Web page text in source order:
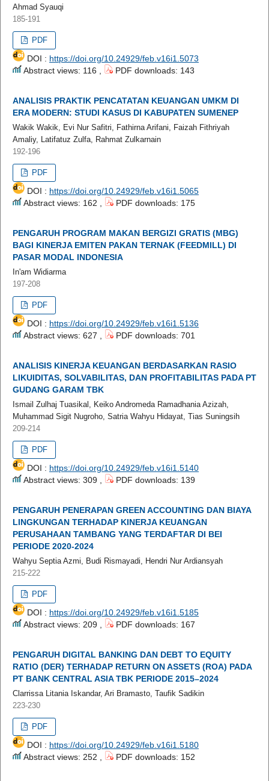
Ahmad Syauqi
185-191
PDF
DOI : https://doi.org/10.24929/feb.v16i1.5073
Abstract views: 116 ,
PDF downloads: 143
ANALISIS PRAKTIK PENCATATAN KEUANGAN UMKM DI
ERA MODERN: STUDI KASUS DI KABUPATEN SUMENEP
Wakik Wakik, Evi Nur Safitri, Fathirna Arifani, Faizah Fithriyah
Amaliy, Latifatuz Zulfa, Rahmat Zulkarnain
192-196
PDF
DOI : https://doi.org/10.24929/feb.v16i1.5065
Abstract views: 162 ,
PDF downloads: 175
PENGARUH PROGRAM MAKAN BERGIZI GRATIS (MBG)
BAGI KINERJA EMITEN PAKAN TERNAK (FEEDMILL) DI
PASAR MODAL INDONESIA
In'am Widiarma
197-208
PDF
DOI : https://doi.org/10.24929/feb.v16i1.5136
Abstract views: 627 ,
PDF downloads: 701
ANALISIS KINERJA KEUANGAN BERDASARKAN RASIO
LIKUIDITAS, SOLVABILITAS, DAN PROFITABILITAS PADA PT
GUDANG GARAM TBK
Ismail Zulhaj Tuasikal, Keiko Andromeda Ramadhania Azizah,
Muhammad Sigit Nugroho, Satria Wahyu Hidayat, Tias Suningsih
209-214
PDF
DOI : https://doi.org/10.24929/feb.v16i1.5140
Abstract views: 309 ,
PDF downloads: 139
PENGARUH PENERAPAN GREEN ACCOUNTING DAN BIAYA
LINGKUNGAN TERHADAP KINERJA KEUANGAN
PERUSAHAAN TAMBANG YANG TERDAFTAR DI BEI
PERIODE 2020-2024
Wahyu Septia Azmi, Budi Rismayadi, Hendri Nur Ardiansyah
215-222
PDF
DOI : https://doi.org/10.24929/feb.v16i1.5185
Abstract views: 209 ,
PDF downloads: 167
PENGARUH DIGITAL BANKING DAN DEBT TO EQUITY
RATIO (DER) TERHADAP RETURN ON ASSETS (ROA) PADA
PT BANK CENTRAL ASIA TBK PERIODE 2015–2024
Clarrissa Litania Iskandar, Ari Bramasto, Taufik Sadikin
223-230
PDF
DOI : https://doi.org/10.24929/feb.v16i1.5180
Abstract views: 252 ,
PDF downloads: 152